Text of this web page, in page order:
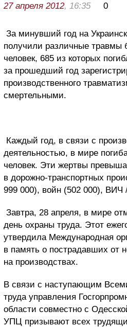
27 апреля 2012, 16:35 0
За минувший год на
получили различные травмы
человек, 685 из которых
за прошедший год
производственного
смертельными.
Каждый год, в связи с
деятельностью, в мире
человек. Эти жертвы
в дорожно-транспортных
999 000), войн (502 000),
Завтра, 28 апреля, в мире
день охраны труда. Этот
утвердила Международная
в память о пострадавших от
на производствах.
В связи с наступающим
труда управления
области совместно с
УПЦ призывают всех